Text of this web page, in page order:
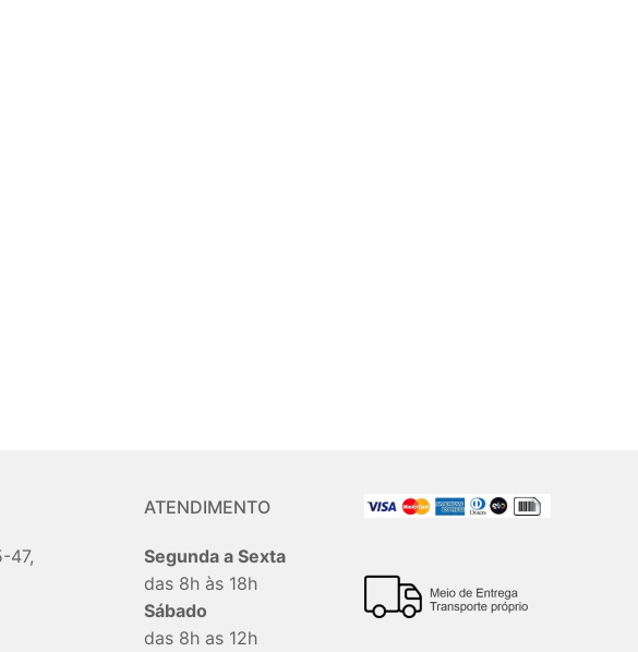
47,
ATENDIMENTO
Segunda a Sexta
das 8h às 18h
Sábado
das 8h as 12h